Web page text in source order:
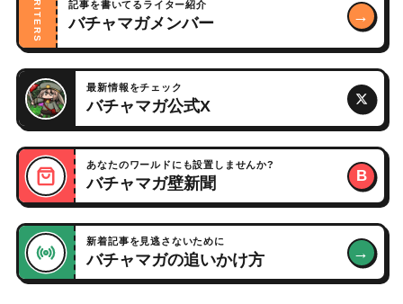
WRITERS 記事を書いてるライター紹介
バチャマガメンバー →
最新情報をチェック
バチャマガ公式X
あなたのワールドにも設置しませんか?
バチャマガ壁新聞 B
新着記事を見逃さないために
バチャマガの追いかけ方 →